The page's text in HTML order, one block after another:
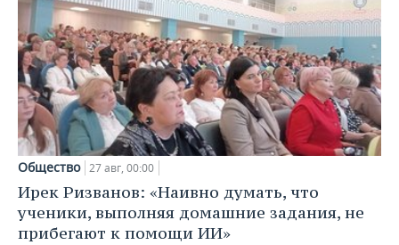
Общество 27 авг, 00:00
Ирек Ризванов: «Наивно думать, что
ученики, выполняя домашние задания, не
прибегают к помощи ИИ»